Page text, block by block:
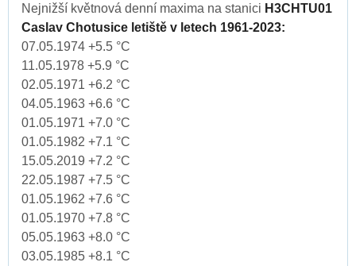
Nejnižší květnová denní maxima na stanici H3CHTU01
Caslav Chotusice letiště v letech 1961-2023:
07.05.1974 +5.5 °C
11.05.1978 +5.9 °C
02.05.1971 +6.2 °C
04.05.1963 +6.6 °C
01.05.1971 +7.0 °C
01.05.1982 +7.1 °C
15.05.2019 +7.2 °C
22.05.1987 +7.5 °C
01.05.1962 +7.6 °C
01.05.1970 +7.8 °C
05.05.1963 +8.0 °C
03.05.1985 +8.1 °C